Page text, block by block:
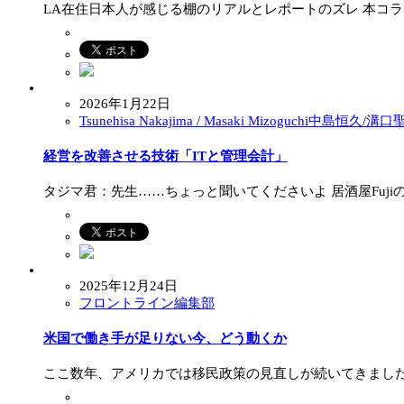
LA在住日本人が感じる棚のリアルとレポートのズレ 本コ
2026年1月22日
Tsunehisa Nakajima / Masaki Mizoguchi中島恒久/溝口
経営を改善させる技術「ITと管理会計」
タジマ君：先生……ちょっと聞いてくださいよ 居酒屋Fuji
2025年12月24日
フロントライン編集部
米国で働き手が足りない今、どう動くか
ここ数年、アメリカでは移民政策の見直しが続いてきま